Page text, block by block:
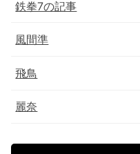
鉄拳7の記事
風間準
飛鳥
麗奈